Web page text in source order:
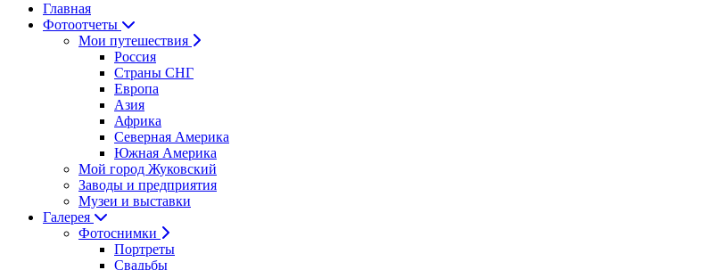
Главная
Фотоотчеты
Мои путешествия
Россия
Страны СНГ
Европа
Азия
Африка
Северная Америка
Южная Америка
Мой город Жуковский
Заводы и предприятия
Музеи и выставки
Галерея
Фотоснимки
Портреты
Свадьбы